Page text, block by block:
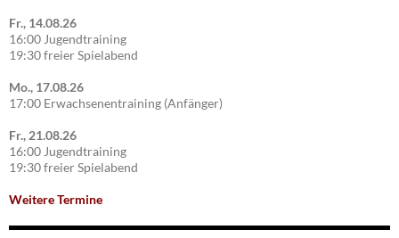
Fr., 14.08.26
16:00 Jugendtraining
19:30 freier Spielabend
Mo., 17.08.26
17:00 Erwachsenentraining (Anfänger)
Fr., 21.08.26
16:00 Jugendtraining
19:30 freier Spielabend
Weitere Termine